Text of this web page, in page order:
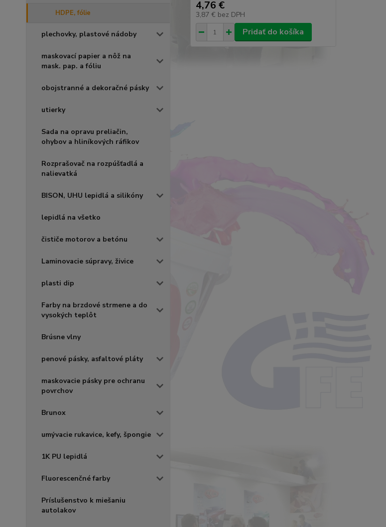
HDPE, fólie
plechovky, plastové nádoby
maskovací papier a nôž na
mask. pap. a fóliu
obojstranné a dekoračné pásky
utierky
Sada na opravu preliačin,
ohybov a hliníkových ráfikov
Rozprašovač na rozpúšťadlá a
nalievatká
BISON, UHU lepidlá a silikóny
lepidlá na všetko
čističe motorov a betónu
Laminovacie súpravy, živice
plasti dip
Farby na brzdové strmene a do
vysokých teplôt
Brúsne vlny
penové pásky, asfaltové pláty
maskovacie pásky pre ochranu
povrchov
Brunox
umývacie rukavice, kefy, špongie
1K PU lepidlá
Fluorescenčné farby
Príslušenstvo k miešaniu
autolakov
4,76 €
3,87 € bez DPH
Pridať do košíka